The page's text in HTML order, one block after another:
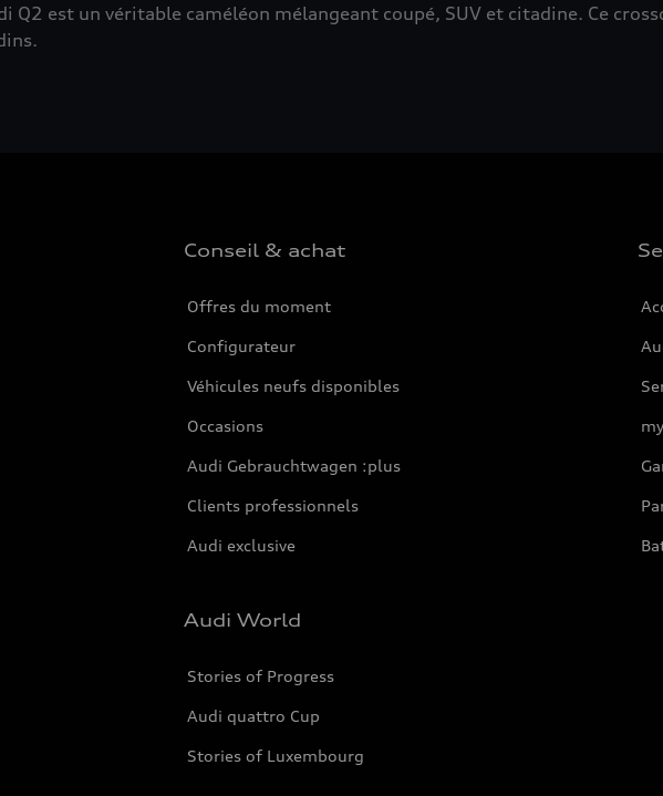
Q2 est un véritable caméléon mélangeant coupé, SUV et citadine. Ce
Conseil & achat
Offres du moment
Configurateur
Véhicules neufs disponibles
Occasions
Audi Gebrauchtwagen :plus
Clients professionnels
Audi exclusive
Audi World
Stories of Progress
Audi quattro Cup
Stories of Luxembourg